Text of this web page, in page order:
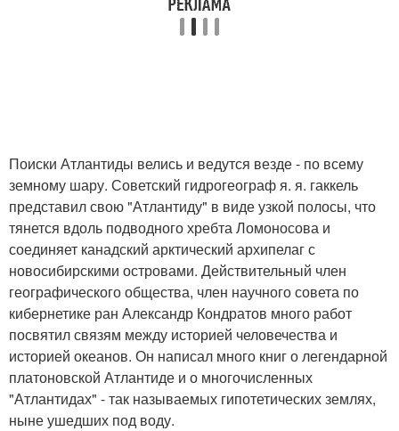
Поиски Атлантиды велись и ведутся везде - по всему
земному шару. Советский гидрогеограф я. я. гаккель
представил свою "Атлантиду" в виде узкой полосы, что
тянется вдоль подводного хребта Ломоносова и
соединяет канадский арктический архипелаг с
новосибирскими островами. Действительный член
географического общества, член научного совета по
кибернетике ран Александр Кондратов много работ
посвятил связям между историей человечества и
историей океанов. Он написал много книг о легендарной
платоновской Атлантиде и о многочисленных
"Атлантидах" - так называемых гипотетических землях,
ныне ушедших под воду.